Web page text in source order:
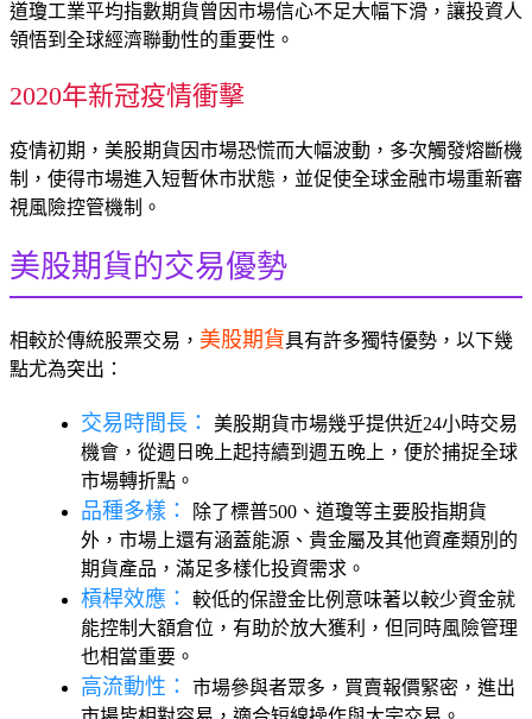
道瓊工業平均指數期貨曾因市場信心不足大幅下滑，讓投資人
領悟到全球經濟聯動性的重要性。
2020年新冠疫情衝擊
疫情初期，美股期貨因市場恐慌而大幅波動，多次觸發熔斷機
制，使得市場進入短暫休市狀態，並促使全球金融市場重新審
視風險控管機制。
美股期貨的交易優勢
相較於傳統股票交易， 美股期貨具有許多獨特優勢，以下幾
點尤為突出：
交易時間長：
美股期貨市場幾乎提供近24小時交易
機會，從週日晚上起持續到週五晚上，便於捕捉全球
市場轉折點。
品種多樣：
除了標普500、道瓊等主要股指期貨
外，市場上還有涵蓋能源、貴金屬及其他資產類別的
期貨產品，滿足多樣化投資需求。
槓桿效應：
較低的保證金比例意味著以較少資金就
能控制大額倉位，有助於放大獲利，但同時風險管理
也相當重要。
高流動性：
市場參與者眾多，買賣報價緊密，進出